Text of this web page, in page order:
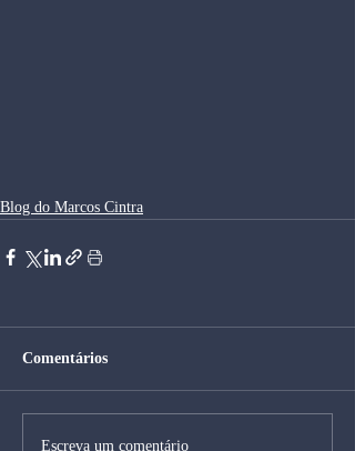
Blog do Marcos Cintra
Comentários
Escreva um comentário